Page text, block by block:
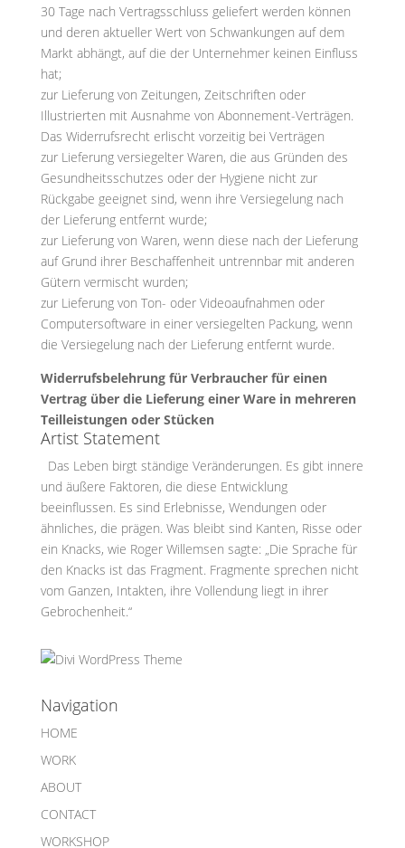
30 Tage nach Vertragsschluss geliefert werden können
und deren aktueller Wert von Schwankungen auf dem
Markt abhängt, auf die der Unternehmer keinen Einfluss
hat;
zur Lieferung von Zeitungen, Zeitschriften oder
Illustrierten mit Ausnahme von Abonnement-Verträgen.
Das Widerrufsrecht erlischt vorzeitig bei Verträgen
zur Lieferung versiegelter Waren, die aus Gründen des
Gesundheitsschutzes oder der Hygiene nicht zur
Rückgabe geeignet sind, wenn ihre Versiegelung nach
der Lieferung entfernt wurde;
zur Lieferung von Waren, wenn diese nach der Lieferung
auf Grund ihrer Beschaffenheit untrennbar mit anderen
Gütern vermischt wurden;
zur Lieferung von Ton- oder Videoaufnahmen oder
Computersoftware in einer versiegelten Packung, wenn
die Versiegelung nach der Lieferung entfernt wurde.
Widerrufsbelehrung für Verbraucher für einen
Vertrag über die Lieferung einer Ware in mehreren
Teilleistungen oder Stücken
Artist Statement
Das Leben birgt ständige Veränderungen. Es gibt innere
und äußere Faktoren, die diese Entwicklung
beeinflussen. Es sind Erlebnisse, Wendungen oder
ähnliches, die prägen. Was bleibt sind Kanten, Risse oder
ein Knacks, wie Roger Willemsen sagte: „Die Sprache für
den Knacks ist das Fragment. Fragmente sprechen nicht
vom Ganzen, Intakten, ihre Vollendung liegt in ihrer
Gebrochenheit.“
Navigation
HOME
WORK
ABOUT
CONTACT
WORKSHOP